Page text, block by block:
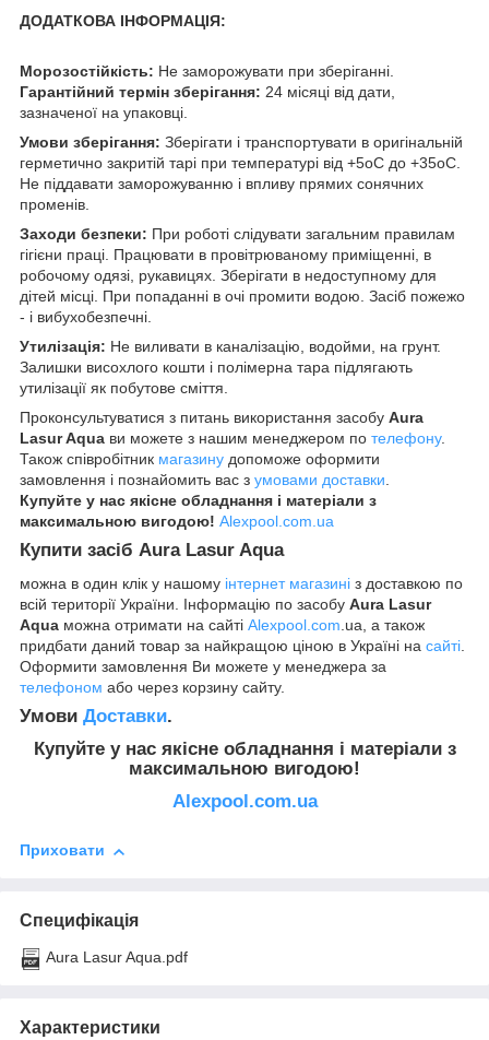
ДОДАТКОВА ІНФОРМАЦІЯ:
Морозостійкість: Не заморожувати при зберіганні.
Гарантійний термін зберігання: 24 місяці від дати,
зазначеної на упаковці.
Умови зберігання: Зберігати і транспортувати в оригінальній
герметично закритій тарі при температурі від +5оС до +35оС.
Не піддавати заморожуванню і впливу прямих сонячних
променів.
Заходи безпеки: При роботі слідувати загальним правилам
гігієни праці. Працювати в провітрюваному приміщенні, в
робочому одязі, рукавицях. Зберігати в недоступному для
дітей місці. При попаданні в очі промити водою. Засіб пожежо
- і вибухобезпечні.
Утилізація: Не виливати в каналізацію, водойми, на грунт.
Залишки висохлого кошти і полімерна тара підлягають
утилізації як побутове сміття.
Проконсультуватися з питань використання засобу Aura
Lasur Aqua ви можете з нашим менеджером по телефону.
Також співробітник магазину допоможе оформити
замовлення і познайомить вас з умовами доставки.
Купуйте у нас якісне обладнання і матеріали з
максимальною вигодою! Alexpool.com.ua
Купити засіб Aura Lasur Aqua
можна в один клік у нашому інтернет магазині з доставкою по
всій території України. Інформацію по засобу Aura Lasur
Aqua можна отримати на сайті Alexpool.com .ua, а також
придбати даний товар за найкращою ціною в Україні на сайті
Оформити замовлення Ви можете у менеджера за
телефоном або через корзину сайту.
Умови Доставки.
Купуйте у нас якісне обладнання і матеріализ
максимальною вигодою!
Alexpool.com.ua
Приховати
Специфікація
Aura Lasur Aqua.pdf
Характеристики